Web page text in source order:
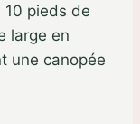
pieds de
large en
une canopée